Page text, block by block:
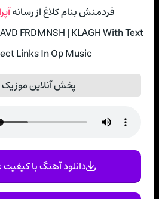
فردمنش بنام کلاغ از رسانه
FRDMNSH | KLAGH With Text
Links In Op Music
پخش آنلاین موزیک
دانلود آهنگ با کیفیت